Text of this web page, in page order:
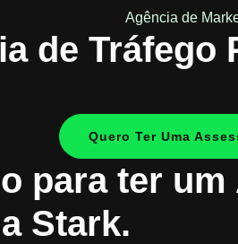
de
Quero Ter Uma
para ter
Stark.